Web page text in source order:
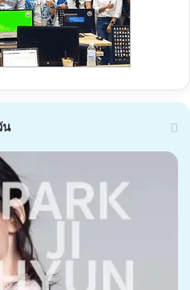
น